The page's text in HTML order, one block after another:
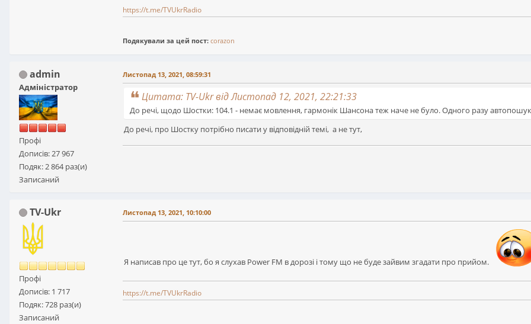
https://t.me/TVUkrRadio
Подякували за цей пост: corazon
admin
Адміністратор
Профі
Дописів: 27 967
Подяк: 2 864 раз(и)
Записаний
Листопад 13, 2021, 08:59:31
Цитата: TV-Ukr від Листопад 12, 2021, 22:21:33
До речі, щодо Шостки: 104.1 - немає мовлення, гармонік Шансона теж наче не було. Одного разу автопошук
До речі, про Шостку потрібно писати у відповідній темі, а не тут,
TV-Ukr
Профі
Дописів: 1 717
Подяк: 728 раз(и)
Записаний
Листопад 13, 2021, 10:10:00
Я написав про це тут, бо я слухав Power FM в дорозі і тому що не буде зайвим згадати про прийом.
https://t.me/TVUkrRadio